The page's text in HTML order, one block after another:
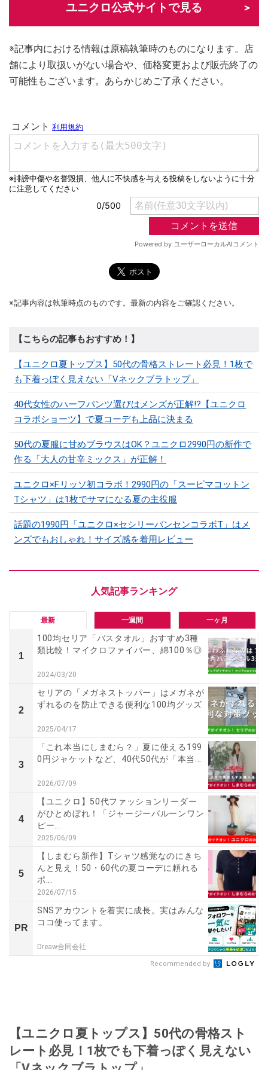
ユニクロ公式サイトで見る
※記事内における情報は原稿執筆時のものになります。店
舗により取扱いがない場合や、価格変更および販売終了の
可能性もございます。あらかじめご了承ください。
※記事内容は執筆時点のものです。最新の内容をご確認ください。
【こちらの記事もおすすめ！】
【ユニクロ夏トップス】50代の骨格ストレート必見！1枚で
も下着っぽく見えない「Vネックブラトップ」
40代女性のハーフパンツ選びはメンズが正解!?【ユニクロ
コラボショーツ】で夏コーデも上品に決まる
50代の夏服に甘めブラウスはOK？ユニクロ2990円の新作で
作る「大人の甘辛ミックス」が正解！
ユニクロ×F.リッソ初コラボ！2990円の「スーピマコットン
Tシャツ」は1枚でサマになる夏の主役服
話題の1990円「ユニクロ×セシリーバンセンコラボT」はメ
ンズでもおしゃれ！サイズ感を着用レビュー
最新 一週間 一ヶ月
1
100均セリア「バスタオル」おすすめ3種
類比較！マイクロファイバー、綿100％◎
2024/03/20
2
セリアの「メガネストッパー」はメガネが
ずれるのを防止できる便利な100均グッズ
2025/04/17
3
「これ本当にしまむら？」夏に使える199
0円ジャケットなど、40代50代が「本当...
2026/07/09
4
【ユニクロ】50代ファッションリーダー
がひとめぼれ！「ジャージーバルーンワン
ピー...
2025/06/09
5
【しまむら新作】Tシャツ感覚なのにきち
んと見え！50・60代の夏コーデに頼れる
ポ...
2026/07/15
PR
SNSアカウントを着実に成長。実はみんな
ココ使ってます。
Dreaw合同会社
Recommended by
【ユニクロ夏トップス】50代の骨格スト
レート必見！1枚でも下着っぽく見えない